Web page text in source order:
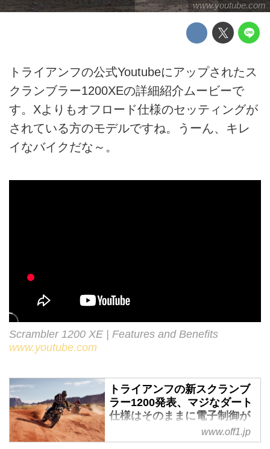
www.youtube.com
トライアンフの公式Youtubeにアップされたス
クランブラー1200XEの詳細紹介ムービーで
す。Xよりもオフロード仕様のセッティングが
されている方のモデルですね。うーん、キレ
イなバイクだな～。
Scrambler 1200 XE | Features and Benefits
www.youtube.com
トライアンフの新スクランブ
ラー1200発表、マジなダート
仕様はそのままに電子制御が
充実 - Off1.jp（オフワン・ド
ット・ジェイピー）
www.off1.jp